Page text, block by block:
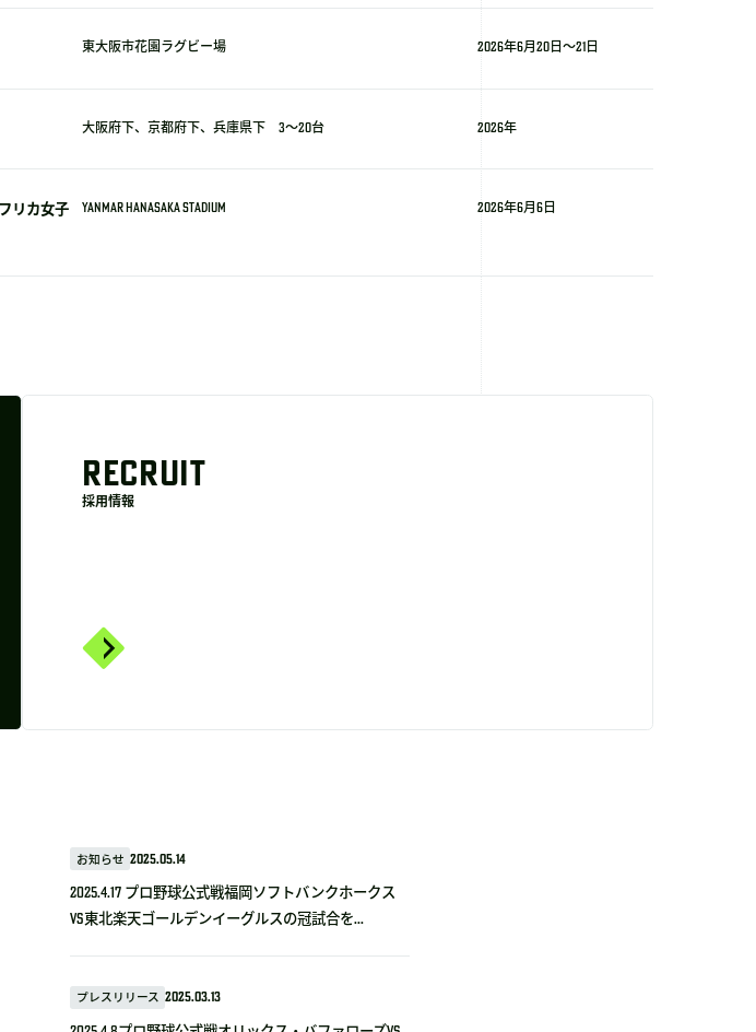
東大阪市花園ラグビー場 2026年6月20日～21日
大阪府下、京都府下、兵庫県下 3～20台 2026年
リカ女子
YANMAR HANASAKA STADIUM 2026年6月6日
RECRUIT
採用情報
お知らせ 2025.05.14
2025.4.17 プロ野球公式戦福岡ソフトバンクホークス
VS東北楽天ゴールデンイーグルスの冠試合を...
プレスリリース 2025.03.13